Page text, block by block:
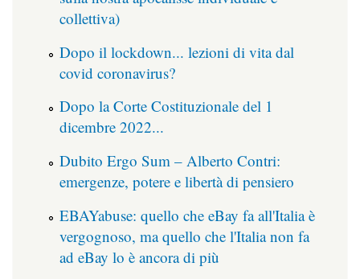
collettiva)
Dopo il lockdown... lezioni di vita dal
covid coronavirus?
Dopo la Corte Costituzionale del 1
dicembre 2022...
Dubito Ergo Sum – Alberto Contri:
emergenze, potere e libertà di pensiero
EBAYabuse: quello che eBay fa all'Italia è
vergognoso, ma quello che l'Italia non fa
ad eBay lo è ancora di più